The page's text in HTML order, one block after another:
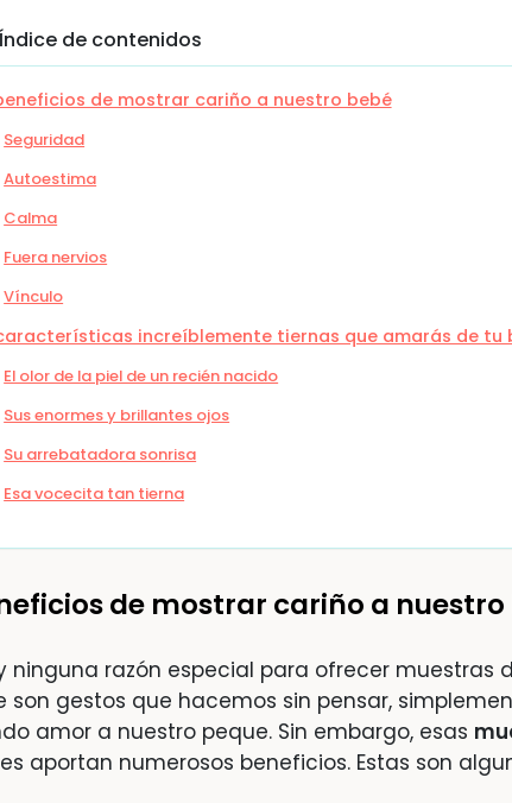
Índice de contenidos
de mostrar cariño a nuestro bebé
Seguridad
Autoestima
Calma
Fuera nervios
Vínculo
increíblemente tiernas que amarás de tu
El olor de la piel de un recién nacido
Sus enormes y brillantes ojos
Su arrebatadora sonrisa
Esa vocecita tan tierna
de mostrar cariño a nuestro
ninguna razón especial para ofrecer muestras
son gestos que hacemos sin pensar,
amor a nuestro peque. Sin embargo, esas
aportan numerosos beneficios. Estas son